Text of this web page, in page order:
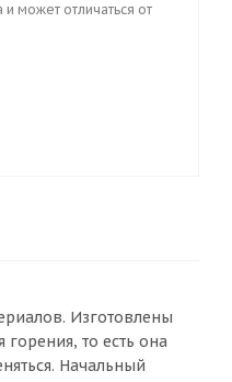
может отличаться от
Изготовлены
то есть она
Начальный